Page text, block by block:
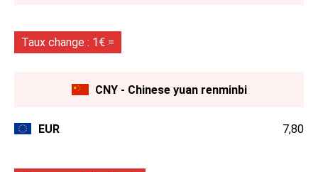
Taux change : 1€ =
CNY - Chinese yuan renminbi
EUR 7,80